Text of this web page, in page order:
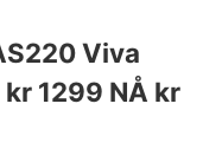
Viva
1299 NÅ kr